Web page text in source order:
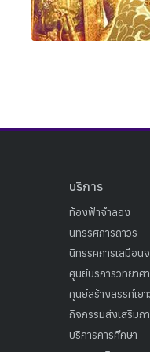
บริการ
ท้องฟ้าจำลอง
นิทรรศการถาวร
นิทรรศการเสมือน
ศูนย์บริการวิทยาศ
ศูนย์สร้างสรรค์เย
กิจกรรมส่งเสริมก
บริการการศึกษา